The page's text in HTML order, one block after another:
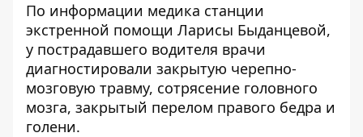
По информации медика станции
экстренной помощи Ларисы Быданцевой,
у пострадавшего водителя врачи
диагностировали закрытую черепно-
мозговую травму, сотрясение головного
мозга, закрытый перелом правого бедра и
голени.